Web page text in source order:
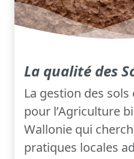
La qualité des
La gestion des
pour l’Agriculture
Wallonie qui
pratiques locales